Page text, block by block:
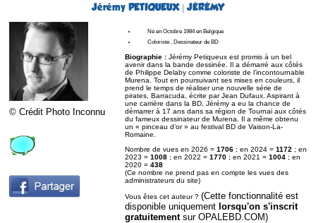
Jérémy PETIQUEUX | JÉRÉMY
© Crédit Photo Inconnu
Né en Octobre 1984 en Belgique
Coloriste , Dessinateur de BD
Biographie : Jérémy Petiqueux est promis à un bel
avenir dans la bande dessinée. Il a démarré aux côtés
de Philippe Delaby comme coloriste de l’incontournable
Murena. Tout en poursuivant ses mises en couleurs, il
prend le temps de réaliser une nouvelle série de
pirates, Barracuda, écrite par Jean Dufaux. Aspirant à
une carrière dans la BD, Jérémy a eu la chance de
démarrer à 17 ans dans sa région de Tournai aux côtés
du fameux dessinateur de Murena. Il a même obtenu
un « pinceau d’or » au festival BD de Vaison-La-
Romaine.
Nombre de vues en 2026 = 1706 ; en 2024 = 1172 ; en
2023 = 1008 ; en 2022 = 1770 ; en 2021 = 1004 ; en
2020 = 438
(Ce nombre ne prend pas en compte les vues des
administrateurs du site)
Vous êtes cet auteur ? (Cette fonctionnalité est
disponible uniquement lorsqu'on s'inscrit
gratuitementsur OPALEBD.COM)